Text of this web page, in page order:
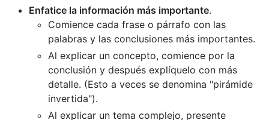
Enfatice la información más importante.
Comience cada frase o párrafo con las
palabras y las conclusiones más importantes.
Al explicar un concepto, comience por la
conclusión y después explíquelo con más
detalle. (Esto a veces se denomina "pirámide
invertida").
Al explicar un tema complejo, presente